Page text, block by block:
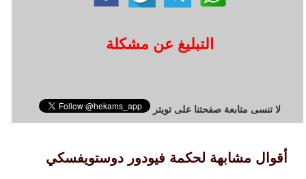
التبليغ عن مشكلة
لا تنسى متابعة صفحتنا على تويتر
أقوال مشابهة لحكمة فيودور دوستويفسكي